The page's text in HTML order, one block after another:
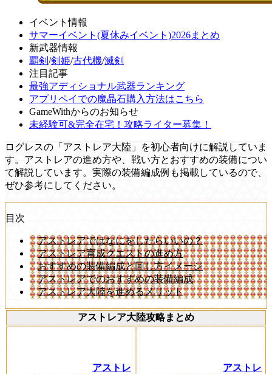
イベント情報
サマーイベント(夏休みイベント)2026まとめ
新武器情報
覇剣 /剣姫/古代機/滅剣
注目記事
最強アディショナル武器ランキング
アプリペイでの魔晶石購入方法はこちら
GameWithからのお知らせ
未経験可&完全在宅！攻略ライター募集！
ログレスの「アストレア大陸」を初心者向けに解説していま
す。アストレアの進め方や、戦い方とおすすめの装備につい
て解説しています。実際の装備編成例も掲載しているので、
ぜひ参考にしてください。
目次
アストレアではなにをしたらいいの？
アストレア育成クエストの進め方
おすすめの装備編成と回し方イメージ
アストレアでのおすすめの装備編成
アストレア大陸を進めるメリット
アストレア大陸攻略まとめ
アストレ
アストレ